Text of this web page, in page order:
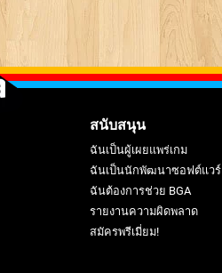
สนับสนุน
ฉันเป็นผู้เผยแพร่เกม
ฉันเป็นนักพัฒนาซอฟต์แวร์
ฉันต้องการช่วย BGA
รายงานความผิดพลาด
สมัครพรีเมี่ยม!